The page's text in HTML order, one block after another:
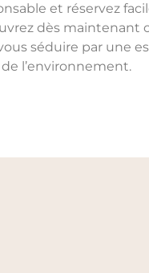
et réservez
dès maintenant
séduire par une
l’environnement.